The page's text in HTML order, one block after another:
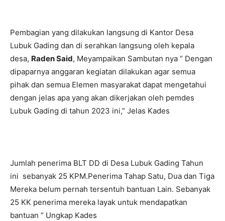
Pembagian yang dilakukan langsung di Kantor Desa
Lubuk Gading dan di serahkan langsung oleh kepala
desa, Raden Said, Meyampaikan Sambutan nya “ Dengan
dipaparnya anggaran kegiatan dilakukan agar semua
pihak dan semua Elemen masyarakat dapat mengetahui
dengan jelas apa yang akan dikerjakan oleh pemdes
Lubuk Gading di tahun 2023 ini,” Jelas Kades
Jumlah penerima BLT DD di Desa Lubuk Gading Tahun
ini sebanyak 25 KPM.Penerima Tahap Satu, Dua dan Tiga
Mereka belum pernah tersentuh bantuan Lain. Sebanyak
25 KK penerima mereka layak untuk mendapatkan
bantuan ” Ungkap Kades